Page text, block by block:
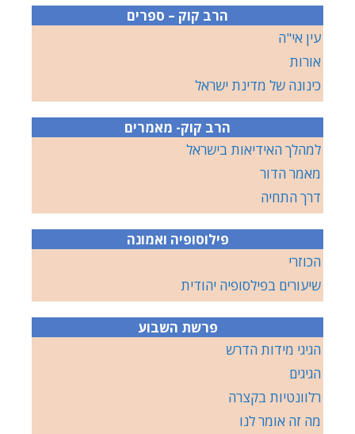
הרב קוק – ספרים
עין אי"ה
אורות
כינונה של מדינת ישראל
הרב קוק- מאמרים
למהלך האידיאות בישראל
מאמר הדור
דרך התחיה
פילוסופיה ואמונה
הכוזרי
שיעורים בפילסופיה יהודית
פרשת השבוע
הגיגי מידות הדרש
הגיגים
רלוונטיות בקצרה
מה זה אומר לנו